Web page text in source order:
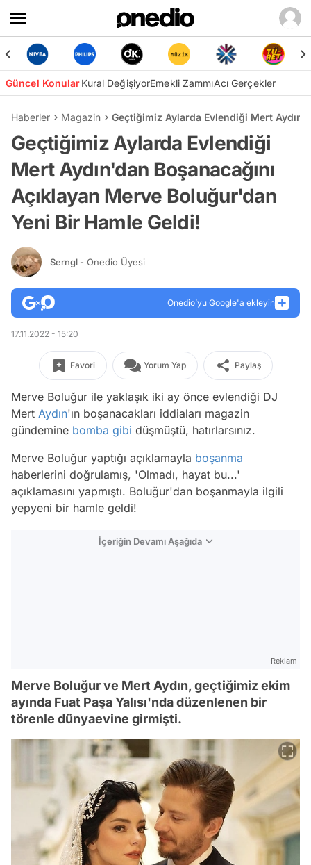
Güncel KonularKural DeğişiyorEmekli ZammıAcı Gerçekler
Haberler Magazin Geçtiğimiz Aylarda Evlendiği Mert
Geçtiğimiz Aylarda Evlendiği
Mert Aydın'dan Boşanacağını
Açıklayan Merve Boluğur'dan
Yeni Bir Hamle Geldi!
Serngl - Onedio Üyesi
Onedio’yu Google'a ekleyin
17.11.2022 - 15:20
Favori Yorum Yap Paylaş
Merve Boluğur ile yaklaşık iki ay önce evlendiği DJ
Mert Aydın'ın boşanacakları iddiaları magazin
gündemine bomba gibi düşmüştü, hatırlarsınız.
Merve Boluğur yaptığı açıklamayla boşanma
haberlerini doğrulamış, 'Olmadı, hayat bu...'
açıklamasını yapmıştı. Boluğur'dan boşanmayla ilgili
yepyeni bir hamle geldi!
İçeriğin Devamı Aşağıda
Reklam
Merve Boluğur ve Mert Aydın, geçtiğimiz ekim
ayında Fuat Paşa Yalısı'nda düzenlenen bir
törenle dünyaevine girmişti.